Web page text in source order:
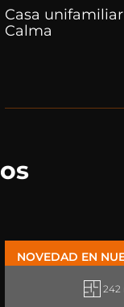
Casa
Calma
NOVEDAD EN
242